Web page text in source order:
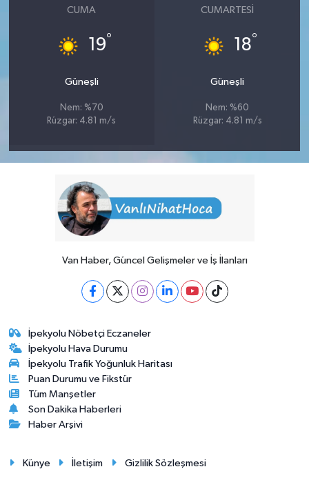
CUMA
19°
Güneşli
Nem: %70
Rüzgar: 4.81 m/s
CUMARTESI
18°
Güneşli
Nem: %60
Rüzgar: 4.81 m/s
Van Haber, Güncel Gelişmeler ve İş İlanları
İpekyolu Nöbetçi Eczaneler
İpekyolu Hava Durumu
İpekyolu Trafik Yoğunluk Haritası
Puan Durumu ve Fikstür
Tüm Manşetler
Son Dakika Haberleri
Haber Arşivi
Künye İletişim Gizlilik Sözleşmesi